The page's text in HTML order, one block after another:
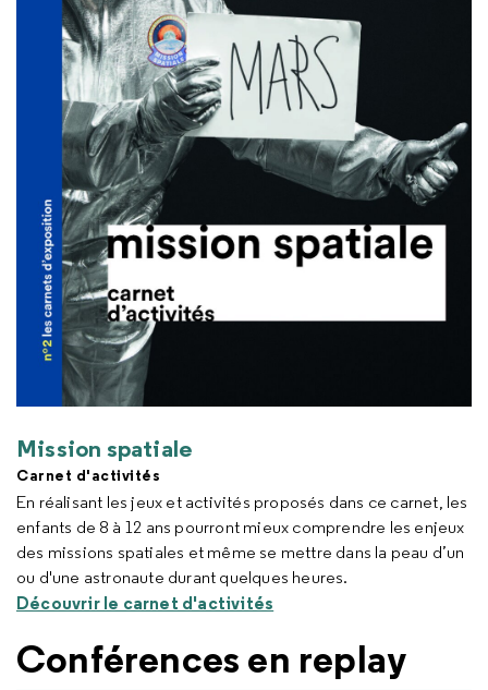
Mission spatiale
Carnet d'activités
En réalisant les jeux et activités proposés dans ce carnet, les
enfants de 8 à 12 ans pourront mieux comprendre les enjeux
des missions spatiales et même se mettre dans la peau d’un
ou d'une astronaute durant quelques heures.
Découvrir le carnet d'activités
Conférences en replay